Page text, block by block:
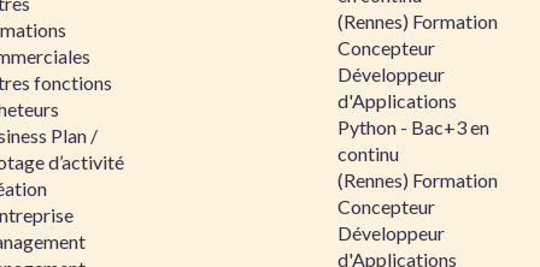
fonctions
Plan /
d’activité
(Rennes) Formation
Concepteur
Développeur
d'Applications
Python - Bac+3 en
continu
(Rennes) Formation
Concepteur
Développeur
d'Applications